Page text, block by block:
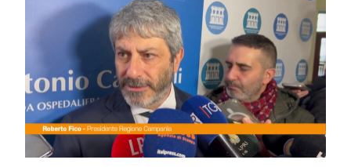
“Lavoriamo
Ministero
Salute
per
uscire